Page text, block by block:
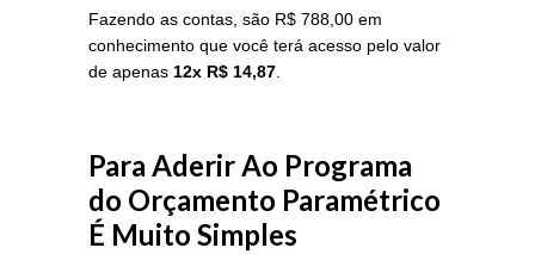
Fazendo as contas, são R$ 788,00 em
conhecimento que você terá acesso pelo valor
de apenas 12x R$ 14,87.
Para Aderir Ao Programa
do Orçamento Paramétrico
É Muito Simples